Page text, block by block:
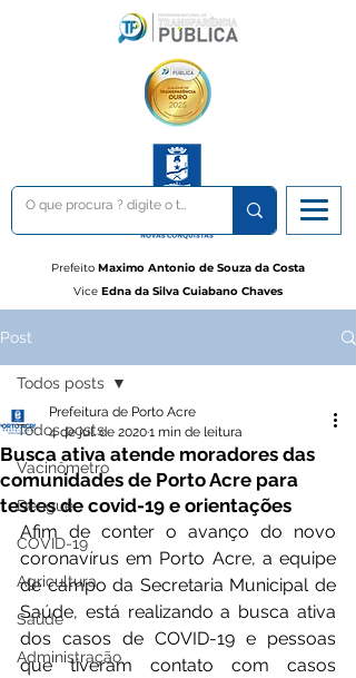
Prefeito Maximo Antonio de Souza da Costa
Vice Edna da Silva Cuiabano Chaves
Post
Todos posts
Vacinômetro
Dengue
COVID-19
Agricultura
Saúde
Administração
Todos posts
Busca ativa atende moradores das
comunidades de Porto Acre para
testes de covid-19 e orientações
Prefeitura de Porto Acre
4 de jul. de 20201 min de leitura
Afim de conter o avanço do novo
coronavírus em Porto Acre, a equipe
de campo da Secretaria Municipal de
Saúde, está realizando a busca ativa
dos casos de COVID-19 e pessoas
que tiveram contato com casos